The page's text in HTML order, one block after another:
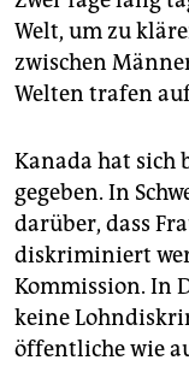
veranstaltungen
shop
unterstützen
abo
genossenschaft
epaper login
Welt, um zu
zwischen
Welten trafen
Kanada hat sich
gegeben. In
darüber, dass
diskriminiert
Kommission. In
keine
öffentliche wie